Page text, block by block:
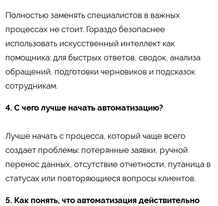
Полностью заменять специалистов в важных
процессах не стоит. Гораздо безопаснее
использовать искусственный интеллект как
помощника: для быстрых ответов, сводок, анализа
обращений, подготовки черновиков и подсказок
сотрудникам.
4. С чего лучше начать автоматизацию?
Лучше начать с процесса, который чаще всего
создает проблемы: потерянные заявки, ручной
перенос данных, отсутствие отчетности, путаница в
статусах или повторяющиеся вопросы клиентов.
5. Как понять, что автоматизация действительно